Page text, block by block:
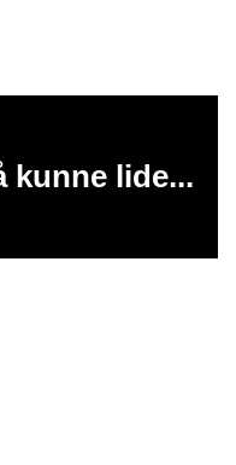
kunne lide...